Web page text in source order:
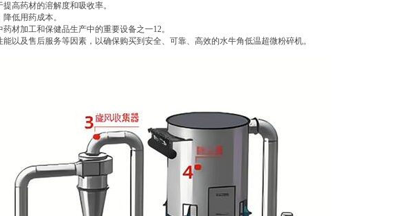
高药材的溶解度和吸收率。
低用药成本。
材加工和保健品生产中的重要设备之一12。
以及售后服务等因素，以确保购买到安全、可靠、高效的水牛角低温超微粉碎机。